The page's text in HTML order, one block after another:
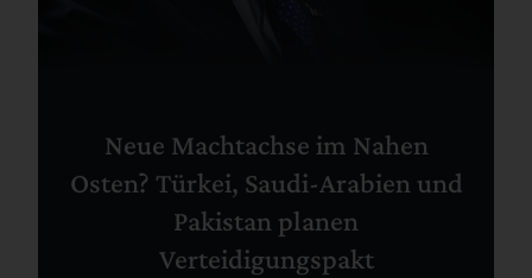
Neue Machtachse im Nahen
Osten? Türkei, Saudi-Arabien und
Pakistan planen
Verteidigungspakt